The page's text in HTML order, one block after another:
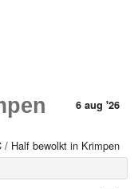
6 aug '26
/ Half bewolkt in Krimpen